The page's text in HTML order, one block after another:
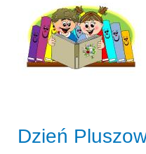
Dzień